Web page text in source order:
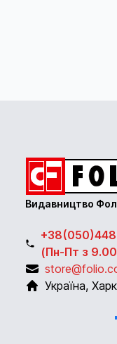
Видавництво
(Пн-Пт з
Україна,